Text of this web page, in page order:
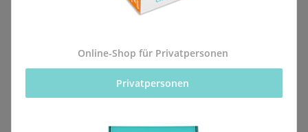
Beschreibung
Alle Bestellungen für dieses Produkt werden direkt an
die Schule (Freie Waldorfschule Frankenthal/Pfalz)
Online-Shop für Privatpersonen
Privatpersonen